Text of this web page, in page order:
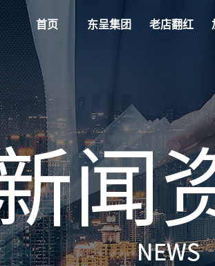
首页 东呈集团 老店翻红